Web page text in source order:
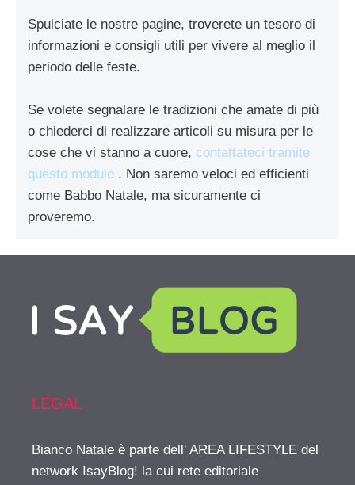
Spulciate le nostre pagine, troverete un tesoro di
informazioni e consigli utili per vivere al meglio il
periodo delle feste.
Se volete segnalare le tradizioni che amate di più
o chiederci di realizzare articoli su misura per le
cose che vi stanno a cuore, contattateci tramite
questo modulo . Non saremo veloci ed efficienti
come Babbo Natale, ma sicuramente ci
proveremo.
LEGAL
Bianco Natale è parte dell' AREA LIFESTYLE del
network IsayBlog! la cui rete editoriale